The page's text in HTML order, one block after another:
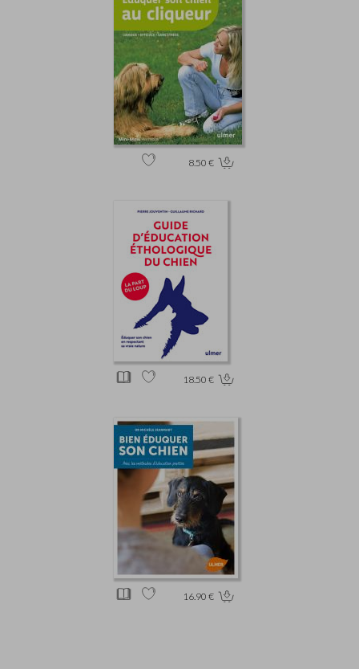
8.50 €
18.50 €
16.90 €